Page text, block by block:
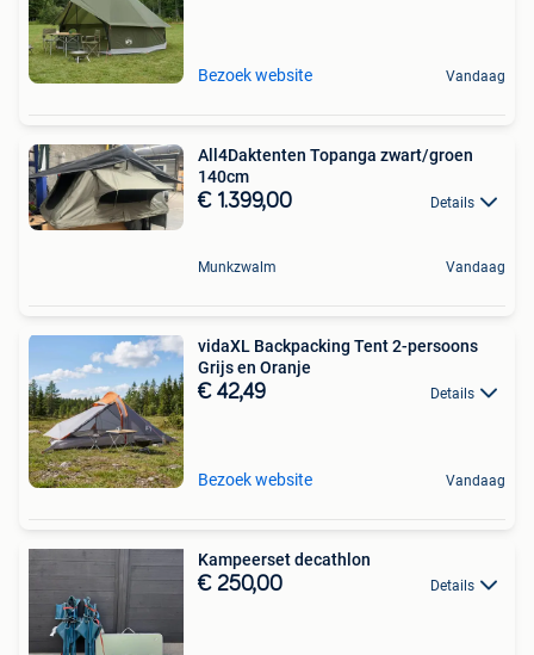
Bezoek website Vandaag
All4Daktenten Topanga zwart/groen
140cm
€ 1.399,00 Details
Munkzwalm Vandaag
vidaXL Backpacking Tent 2-persoons
Grijs en Oranje
€ 42,49 Details
Bezoek website Vandaag
Kampeerset decathlon
€ 250,00 Details